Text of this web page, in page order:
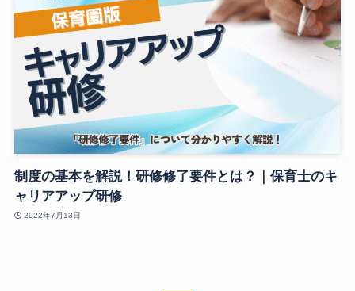
制度の基本を解説！研修修了要件とは？｜保育士のキ
ャリアアップ研修
2022年7月13日